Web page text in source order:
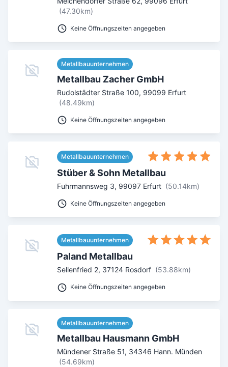
(47.30km)
Keine Öffnungszeiten angegeben
Metallbauunternehmen
Metallbau Zacher GmbH
Rudolstädter Straße 100, 99099 Erfurt
(48.49km)
Keine Öffnungszeiten angegeben
Metallbauunternehmen
Stüber & Sohn Metallbau
Fuhrmannsweg 3, 99097 Erfurt (50.14km)
Keine Öffnungszeiten angegeben
Metallbauunternehmen
Paland Metallbau
Sellenfried 2, 37124 Rosdorf (53.88km)
Keine Öffnungszeiten angegeben
Metallbauunternehmen
Metallbau Hausmann GmbH
Mündener Straße 51, 34346 Hann. Münden
(54.69km)